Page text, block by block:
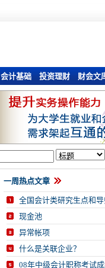
会计基础 投资理财 财会文
一周热点文章
全国会计类研究生点和
现金池
异常帐项
什么是关联企业？
08年中级会计职称考试